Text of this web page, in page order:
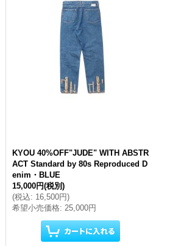
KYOU 40%OFF"JUDE" WITH ABSTR
ACT Standard by 80s Reproduced D
enim・BLUE
15,000円(税別)
(税込: 16,500円)
希望小売価格: 25,000円